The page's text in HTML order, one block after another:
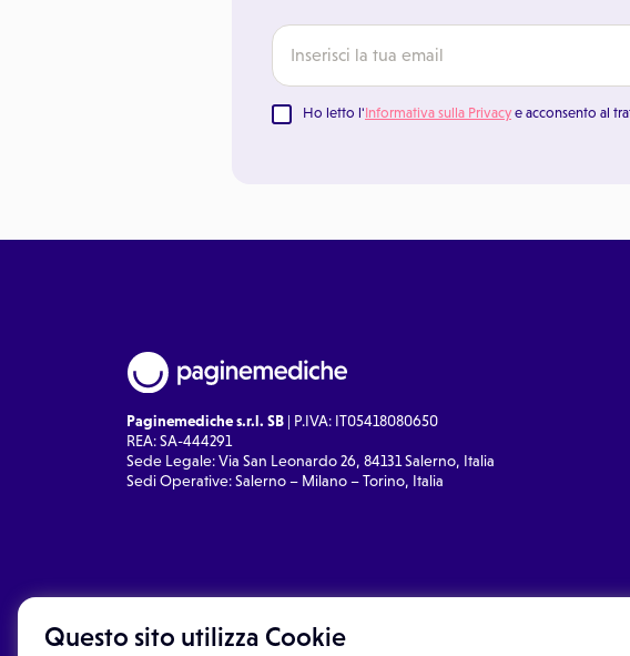
Questo sito utilizza Cookie
Ho letto l'Informativa sulla Privacy e acconsento al
Paginemediche s.r.l. SB | P.IVA: IT05418080650
REA: SA-444291
Sede Legale: Via San Leonardo 26, 84131 Salerno, Italia
Sedi Operative: Salerno – Milano – Torino, Italia